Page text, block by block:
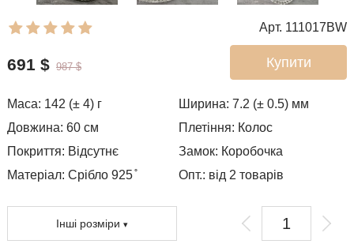
Арт. 111017BW
Купити
691 $ 987 $
Маса: 142 (± 4) г Ширина:7.2 (± 0.5) мм
Довжина: 60 см Плетіння: Колос
Покриття: Відсутнє Замок: Коробочка
Матеріал: Срібло 925 ̊
Опт.: від 2 товарів
Інші розміри